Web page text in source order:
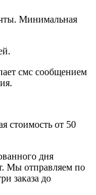
Минимальная
смс сообщением
от 50
дня
Мы отправляем по
заказа до